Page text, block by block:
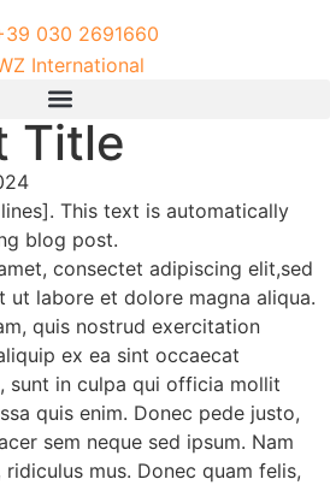
030 2691660
Title
This text is automatically
blog post.
consectet adipiscing elit,sed
ut labore et dolore magna aliqua.
quis nostrud exercitation
ex ea sint occaecat
sunt in culpa qui officia mollit
quis enim. Donec pede justo,
sem neque sed ipsum. Nam
mus. Donec quam felis,